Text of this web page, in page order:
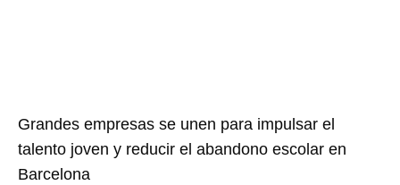
Grandes empresas se unen para impulsar el
talento joven y reducir el abandono escolar en
Barcelona